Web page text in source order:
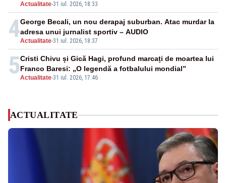
Actualitate-31 iul. 2026, 18:33
4Actualitate-31 iul. 2026, 18:37
George Becali, un nou derapaj suburban. Atac murdar la
adresa unui jurnalist sportiv – AUDIO
5Actualitate-31 iul. 2026, 17:46
Cristi Chivu și Gică Hagi, profund marcați de moartea lui
Franco Baresi: „O legendă a fotbalului mondial”
ACTUALITATE